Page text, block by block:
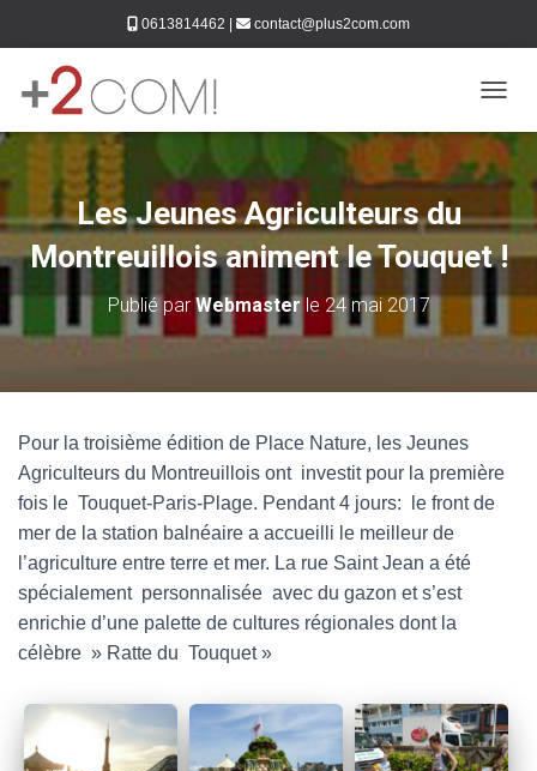
0613814462 contact@plus2com.com
Les Jeunes Agriculteurs du
Montreuillois animent le Touquet !
Publié parWebmasterle24 mai 2017
Pour la troisième édition de Place Nature, les Jeunes
Agriculteurs du Montreuillois ont investit pour la première
fois le Touquet-Paris-Plage. Pendant 4 jours: le front de
mer de la station balnéaire a accueilli le meilleur de
l’agriculture entre terre et mer. La rue Saint Jean a été
spécialement personnalisée avec du gazon et s’est
enrichie d’une palette de cultures régionales dont la
célèbre » Ratte du Touquet »